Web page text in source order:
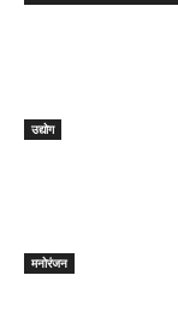
उद्योग
मनोरंजन